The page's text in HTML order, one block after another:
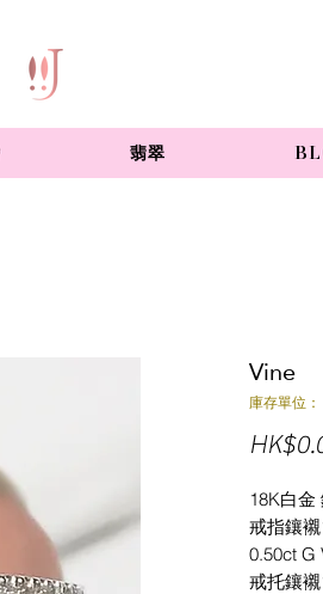
翡翠
Vine
庫存單位
18K白金
戒指鑲
0.50ct G
戒托鑲